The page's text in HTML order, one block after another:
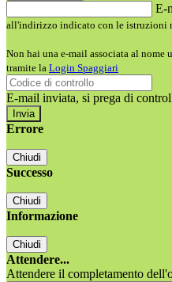
E-
all'indirizzo indicato con le istruzioni
Non hai una e-mail associata al nome
tramite la Login Spaggiari
E-mail inviata, si prega di
Errore
Chiudi
Successo
Chiudi
Informazione
Chiudi
Attendere...
Attendere il completamento